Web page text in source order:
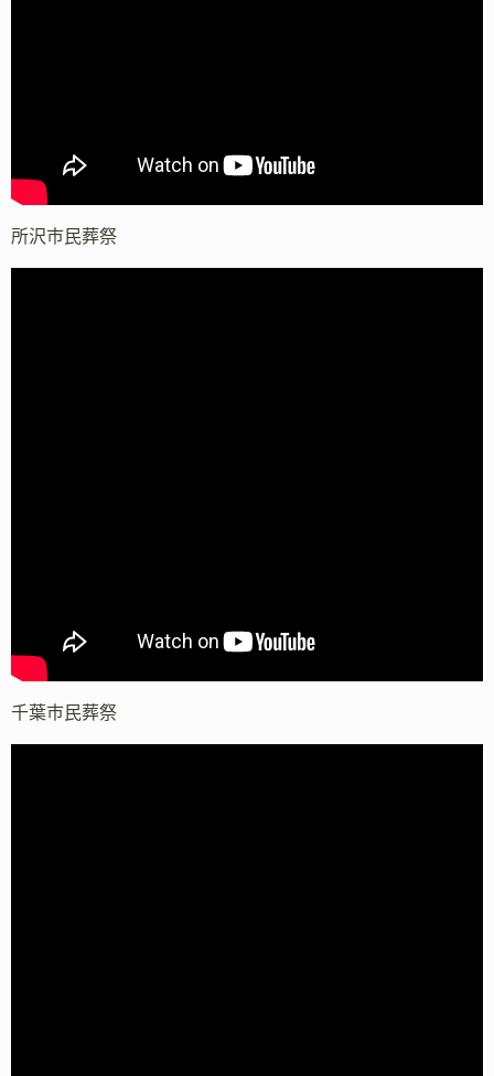
所沢市民葬祭
千葉市民葬祭